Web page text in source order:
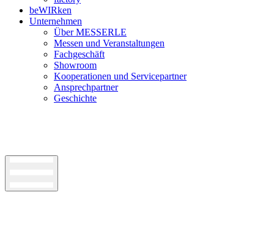
beWIRken
Unternehmen
Über MESSERLE
Messen und Veranstaltungen
Fachgeschäft
Showroom
Kooperationen und Servicepartner
Ansprechpartner
Geschichte